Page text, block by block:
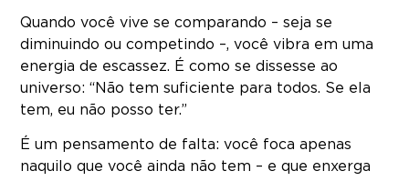
Quando você vive se comparando – seja se
diminuindo ou competindo –, você vibra em uma
energia de escassez. É como se dissesse ao
universo: “Não tem suficiente para todos. Se ela
tem, eu não posso ter.”
É um pensamento de falta: você foca apenas
naquilo que você ainda não tem – e que enxerga